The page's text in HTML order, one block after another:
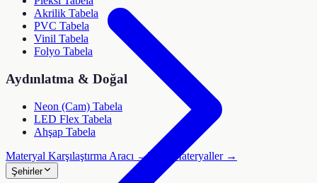
Akrilik Tabela
PVC Tabela
Vinil Tabela
Folyo Tabela
Aydınlatma & Doğal
Neon (Cam) Tabela
LED Flex Tabela
Ahşap Tabela
Materyal Karşılaştırma Aracı →Tüm Materyaller →
Şehirler